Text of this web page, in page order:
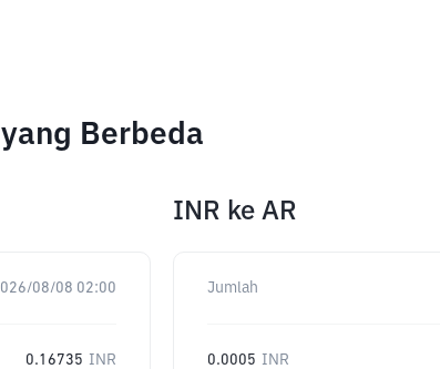
Berbeda
08/08 02:00
0.16735 INR
INR ke AR
Jumlah
0.0005 INR